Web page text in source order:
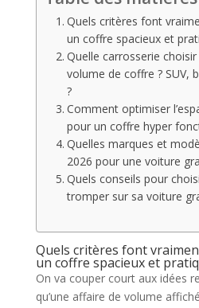
Quels critères font
un coffre spacieux et
Quelle carrosserie
volume de coffre ? SUV,
?
Comment optimiser
pour un coffre hyper
Quelles marques et
2026 pour une voiture
Quels conseils pour
tromper sur sa voiture
Quels critères font
un coffre spacieux et
On va couper court aux idées
qu’une affaire de volume